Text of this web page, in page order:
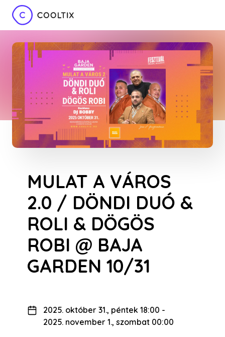
MULAT A VÁROS
2.0 / DÖNDI DUÓ &
ROLI & DÖGÖS
ROBI @ BAJA
GARDEN 10/31
2025. október 31., péntek 18:00 -
2025. november 1., szombat 00:00